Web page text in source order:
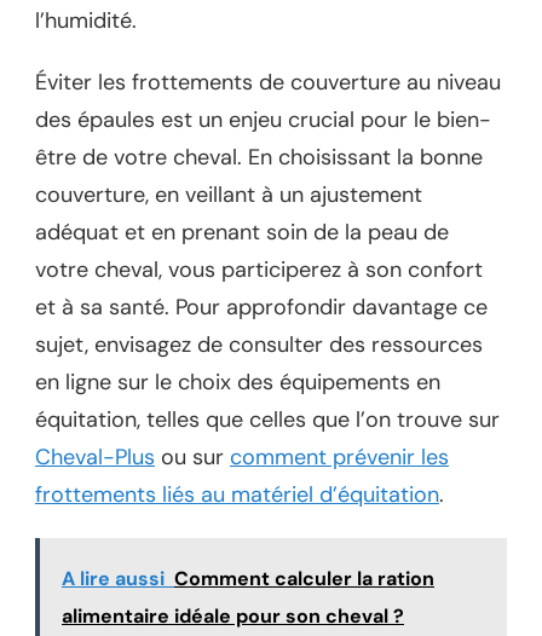
l’humidité.
Éviter les frottements de couverture au niveau
des épaules est un enjeu crucial pour le bien-
être de votre cheval. En choisissant la bonne
couverture, en veillant à un ajustement
adéquat et en prenant soin de la peau de
votre cheval, vous participerez à son confort
et à sa santé. Pour approfondir davantage ce
sujet, envisagez de consulter des ressources
en ligne sur le choix des équipements en
équitation, telles que celles que l’on trouve sur
Cheval-Plus ou sur comment prévenir les
frottements liés au matériel d’équitation.
A lire aussi Comment calculer la ration
alimentaire idéale pour son cheval ?